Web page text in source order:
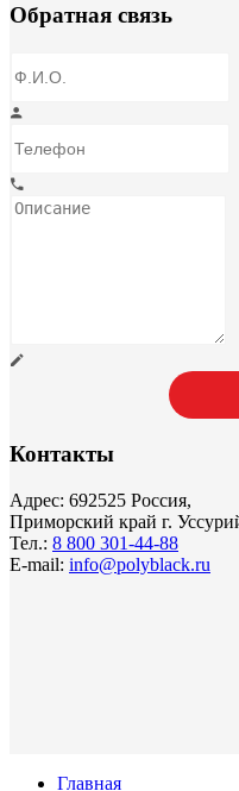
Обратная связь
Контакты
Адрес: 692525 Россия,
Приморский край г.
Тел.: 8 800 301-44-88
E-mail: info@polyblack.ru
Главная